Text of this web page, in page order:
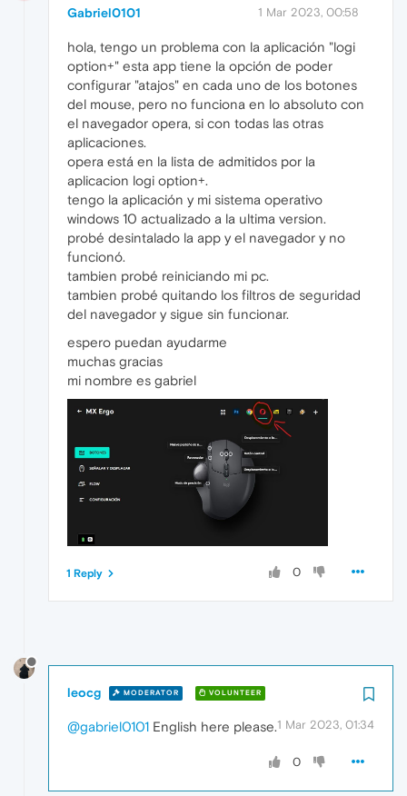
Gabriel0101 1 Mar 2023, 00:58
hola, tengo un problema con la aplicación "logi
option+" esta app tiene la opción de poder
configurar "atajos" en cada uno de los botones
del mouse, pero no funciona en lo absoluto con
el navegador opera, si con todas las otras
aplicaciones.
opera está en la lista de admitidos por la
aplicacion logi option+.
tengo la aplicación y mi sistema operativo
windows 10 actualizado a la ultima version.
probé desintalado la app y el navegador y no
funcionó.
tambien probé reiniciando mi pc.
tambien probé quitando los filtros de seguridad
del navegador y sigue sin funcionar.
espero puedan ayudarme
muchas gracias
mi nombre es gabriel
0
1 Reply
leocg MODERATOR VOLUNTEER
1 Mar 2023, 01:34
@gabriel0101 English here please.
0